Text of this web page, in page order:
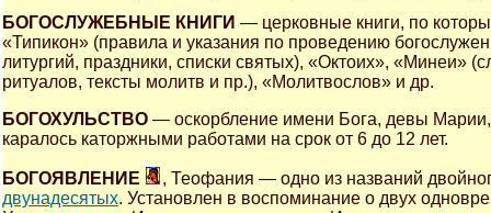
БОГОСЛУЖЕБНЫЕ КНИГИ — церковные книги, по
«Типикон» (правила и указания по проведению
литургий, праздники, списки святых), «Октоих», «Минеи»
ритуалов, тексты молитв и пр.), «Молитвослов» и др.
БОГОХУЛЬСТВО — оскорбление имени Бога, девы
каралось каторжными работами на срок от 6 до 12 лет.
БОГОЯВЛЕНИЕ
, Теофания — одно из названий
двунадесятых. Установлен в воспоминание о двух